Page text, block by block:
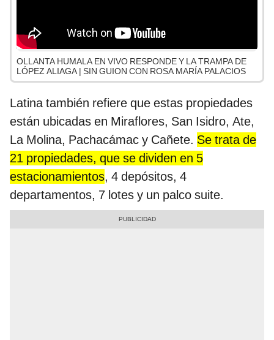
OLLANTA HUMALA EN VIVO RESPONDE Y LA TRAMPA DE
LÓPEZ ALIAGA | SIN GUION CON ROSA MARÍA PALACIOS
Latina también refiere que estas propiedades
están ubicadas en Miraflores, San Isidro, Ate,
La Molina, Pachacámac y Cañete. Se trata de
21 propiedades, que se dividen en 5
estacionamientos, 4 depósitos, 4
departamentos, 7 lotes y un palco suite.